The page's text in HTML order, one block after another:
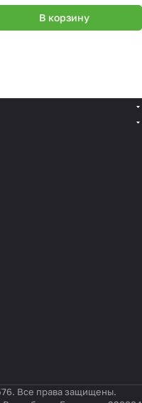
В корзину
Все права защищены.